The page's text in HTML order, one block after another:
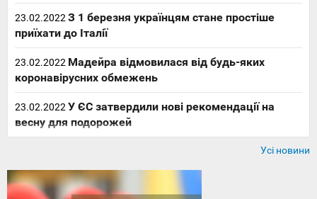
23.02.2022З 1 березня українцям стане простіше
приїхати до Італії
23.02.2022 Мадейра відмовилася від будь-яких
коронавірусних обмежень
23.02.2022У ЄС затвердили нові рекомендації на
весну для подорожей
Усі новини